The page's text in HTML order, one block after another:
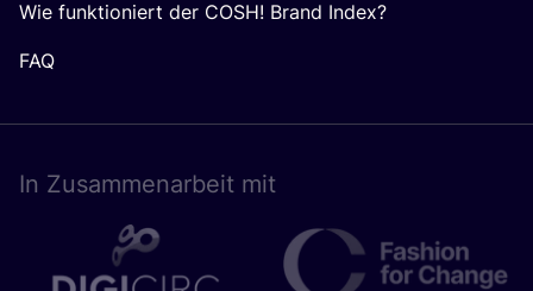
Wie funktioniert der COSH! Brand Index?
FAQ
In Zusam­men­ar­beit mit